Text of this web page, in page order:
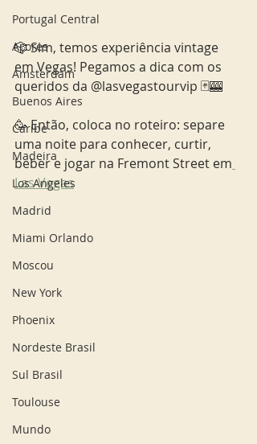
Portugal Central
Açores
Amsterdam
Buenos Aires
Caribe
Madeira
Los Angeles
Madrid
Miami Orlando
Moscou
New York
Phoenix
Nordeste Brasil
Sul Brasil
Toulouse
Mundo
🎲 Sim, temos experiência vintage
em Vegas! Pegamos a dica com os
queridos da @lasvegastourvip 🃏🎰
🥳 Então, coloca no roteiro: separe
uma noite para conhecer, curtir,
beber e jogar na Fremont Street em
Las Vegas